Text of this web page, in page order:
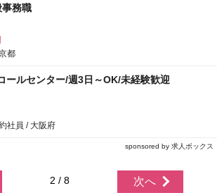
事務職
都
ールセンター/週3日～OK/未経験歓迎
社員 / 大阪府
sponsored by 求人ボックス
2 / 8 次へ